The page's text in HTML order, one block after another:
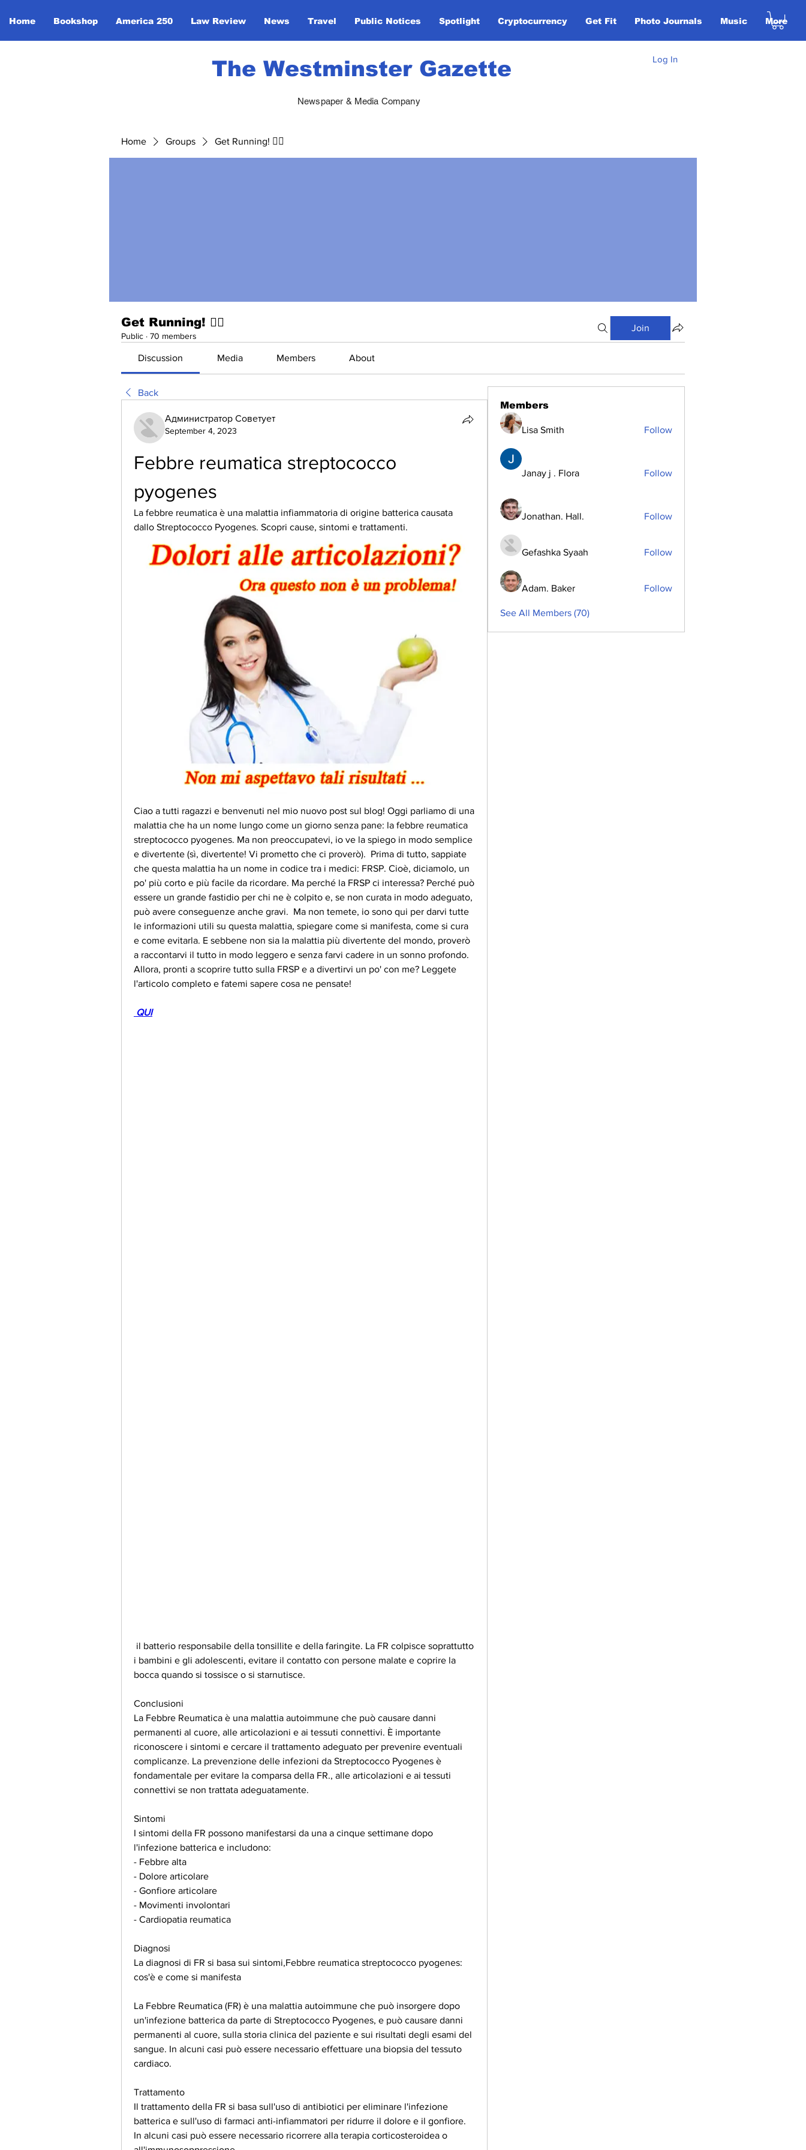
Home Bookshop America 250 Law Review News Travel Public Notices Spotlight Cryptocurrency Get Fit Photo Journals Music More
The Westminster Gazette Log In
Newspaper & Media Company
Home Groups Get Running! 🏃‍♀️
Get Running! 🏃‍♀️
Public · 70 members
Join
Discussion Media Members About
Back
Администратор Советует
September 4, 2023
Febbre reumatica streptococco
pyogenes
La febbre reumatica è una malattia infiammatoria di origine batterica causata
dallo Streptococco Pyogenes. Scopri cause, sintomi e trattamenti.
Ciao a tutti ragazzi e benvenuti nel mio nuovo post sul blog! Oggi parliamo di una
malattia che ha un nome lungo come un giorno senza pane: la febbre reumatica
streptococco pyogenes. Ma non preoccupatevi, io ve la spiego in modo semplice
e divertente (sì, divertente! Vi prometto che ci proverò).  Prima di tutto, sappiate
che questa malattia ha un nome in codice tra i medici: FRSP. Cioè, diciamolo, un
po' più corto e più facile da ricordare. Ma perché la FRSP ci interessa? Perché può
essere un grande fastidio per chi ne è colpito e, se non curata in modo adeguato,
può avere conseguenze anche gravi.  Ma non temete, io sono qui per darvi tutte
le informazioni utili su questa malattia, spiegare come si manifesta, come si cura
e come evitarla. E sebbene non sia la malattia più divertente del mondo, proverò
a raccontarvi il tutto in modo leggero e senza farvi cadere in un sonno profondo.
Allora, pronti a scoprire tutto sulla FRSP e a divertirvi un po' con me? Leggete
l'articolo completo e fatemi sapere cosa ne pensate!
QUI
i bambini e gli adolescenti, evitare il contatto con persone malate e coprire la
bocca quando si tossisce o si starnutisce.
Conclusioni
La Febbre Reumatica è una malattia autoimmune che può causare danni
permanenti al cuore, alle articolazioni e ai tessuti connettivi. È importante
riconoscere i sintomi e cercare il trattamento adeguato per prevenire eventuali
complicanze. La prevenzione delle infezioni da Streptococco Pyogenes è
fondamentale per evitare la comparsa della FR., alle articolazioni e ai tessuti
connettivi se non trattata adeguatamente.
Sintomi
I sintomi della FR possono manifestarsi da una a cinque settimane dopo
l'infezione batterica e includono:
- Febbre alta
- Dolore articolare
- Gonfiore articolare
- Movimenti involontari
- Cardiopatia reumatica
Diagnosi
La diagnosi di FR si basa sui sintomi,Febbre reumatica streptococco pyogenes:
cos'è e come si manifesta
La Febbre Reumatica (FR) è una malattia autoimmune che può insorgere dopo
un'infezione batterica da parte di Streptococco Pyogenes, e può causare danni
permanenti al cuore, sulla storia clinica del paziente e sui risultati degli esami del
sangue. In alcuni casi può essere necessario effettuare una biopsia del tessuto
cardiaco.
Trattamento
Il trattamento della FR si basa sull'uso di antibiotici per eliminare l'infezione
batterica e sull'uso di farmaci anti-infiammatori per ridurre il dolore e il gonfiore.
In alcuni casi può essere necessario ricorrere alla terapia corticosteroidea o
Members
Lisa Smith Follow
Janay j . Flora Follow
Jonathan. Hall. Follow
Gefashka Syaah Follow
Adam. Baker Follow
See All Members (70)